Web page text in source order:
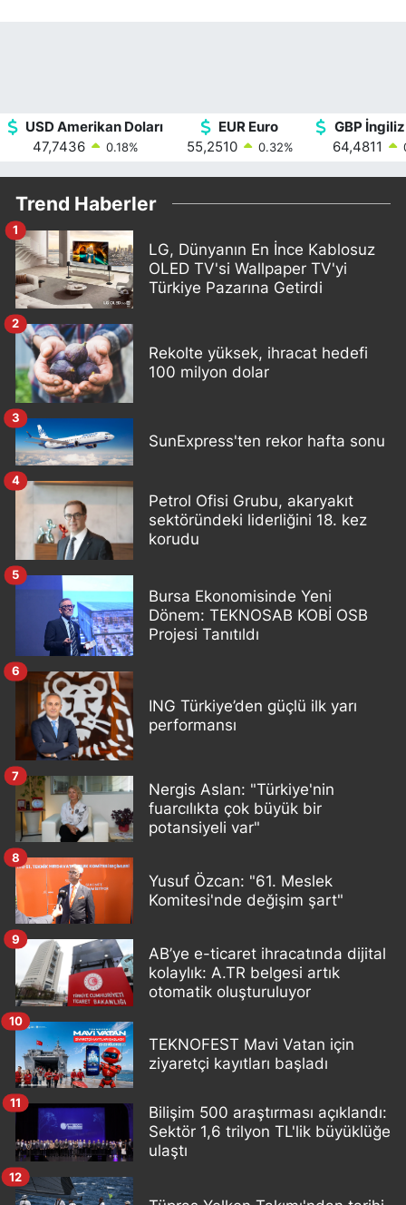
USD Amerikan Doları
47,7436
0.18%
EUR Euro
55,2510
0.32%
GBP
64,4811
Trend Haberler
LG, Dünyanın En İnce Kablosuz
OLED TV'si Wallpaper TV'yi
Türkiye Pazarına Getirdi
1
Rekolte yüksek, ihracat hedefi
100 milyon dolar
2
SunExpress'ten rekor hafta sonu
3
Petrol Ofisi Grubu, akaryakıt
sektöründeki liderliğini 18. kez
korudu
4
Bursa Ekonomisinde Yeni
Dönem: TEKNOSAB KOBİ OSB
Projesi Tanıtıldı
5
ING Türkiye’den güçlü ilk yarı
performansı
6
Nergis Aslan: "Türkiye'nin
fuarcılıkta çok büyük bir
potansiyeli var"
7
Yusuf Özcan: "61. Meslek
Komitesi'nde değişim şart"
8
AB’ye e-ticaret ihracatında dijital
kolaylık: A.TR belgesi artık
otomatik oluşturuluyor
9
TEKNOFEST Mavi Vatan için
ziyaretçi kayıtları başladı
10
Bilişim 500 araştırması açıklandı:
Sektör 1,6 trilyon TL'lik büyüklüğe
ulaştı
11
12